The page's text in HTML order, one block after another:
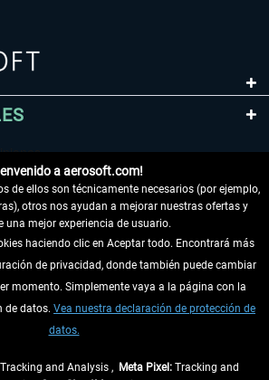
a aerosoft.com!
de ellos son técnicamente necesarios (por ejemplo,
otros nos ayudan a mejorar nuestras ofertas y
una mejor experiencia de usuario.
haciendo clic en Aceptar todo. Encontrará más
de privacidad, donde también puede cambiar
momento. Simplemente vaya a la página con la
de datos. Vea nuestra declaración de protección de
datos.
Tracking and Analysis , Meta Pixel: Tracking and